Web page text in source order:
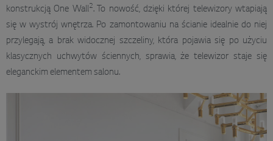
konstrukcją One Wall2. To nowość, dzięki której telewizory wtapiają
się w wystrój wnętrza. Po zamontowaniu na ścianie idealnie do niej
przylegają, a brak widocznej szczeliny, która pojawia się po użyciu
klasycznych uchwytów ściennych, sprawia, że telewizor staje się
eleganckim elementem salonu.